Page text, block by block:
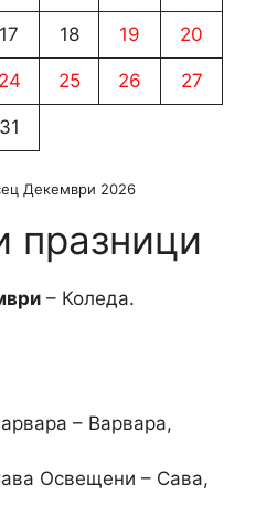
17 18 19 20
24 25 26 27
31
Декември 2026
празници
– Коледа.
– Варвара,
Освещени – Сава,